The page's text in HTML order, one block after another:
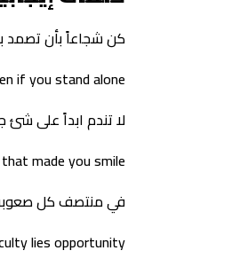
كن شجاعاً بأن تصمد
if you stand alone
لا تندم ابداً على شئ
made you smile
في منتصف كل
lies opportunity